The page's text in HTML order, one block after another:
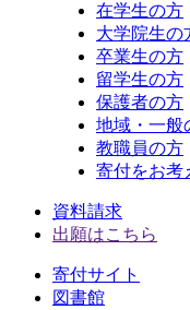
在学生の方
大学院生の
卒業生の方
留学生の方
保護者の方
地域・一般
教職員の方
寄付をお考
資料請求
出願はこちら
寄付サイト
図書館